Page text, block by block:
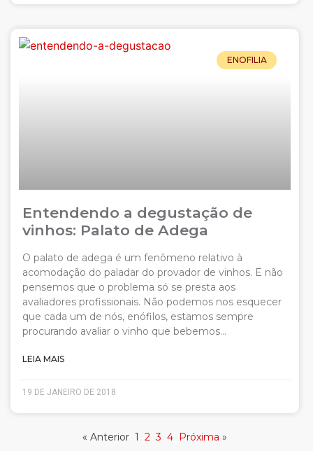
ENOFILIA
Entendendo a degustação de
vinhos: Palato de Adega
O palato de adega é um fenômeno relativo à
acomodação do paladar do provador de vinhos. E não
pensemos que o problema só se presta aos
avaliadores profissionais. Não podemos nos esquecer
que cada um de nós, enófilos, estamos sempre
procurando avaliar o vinho que bebemos…
LEIA MAIS
19 DE JANEIRO DE 2018
« Anterior 1 2 3 4 Próxima »